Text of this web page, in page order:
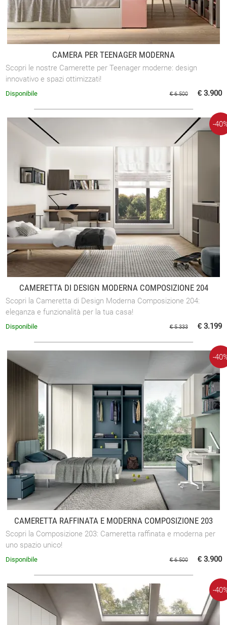
CAMERA PER TEENAGER MODERNA
Scopri le nostre Camerette per Teenager moderne: design
innovativo e spazi ottimizzati!
€ 6.500 € 3.900
Disponibile
CAMERETTA DI DESIGN MODERNA COMPOSIZIONE 204
Scopri la Cameretta di Design Moderna Composizione 204:
eleganza e funzionalità per la tua casa!
-
€ 5.333 € 3.199
Disponibile
CAMERETTA RAFFINATA E MODERNA COMPOSIZIONE 203
Scopri la Composizione 203: Cameretta raffinata e moderna per
uno spazio unico!
-
€ 6.500 € 3.900
Disponibile
-